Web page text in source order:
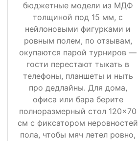
бюджетные модели из МДФ
толщиной под 15 мм, с
нейлоновыми фигурками и
ровным полем, по отзывам,
окупаются парой турниров —
гости перестают тыкать в
телефоны, планшеты и ныть
про дедлайны. Для дома,
офиса или бара берите
полноразмерный стол 120×70
см с фиксатором неровностей
пола, чтобы мяч летел ровно,